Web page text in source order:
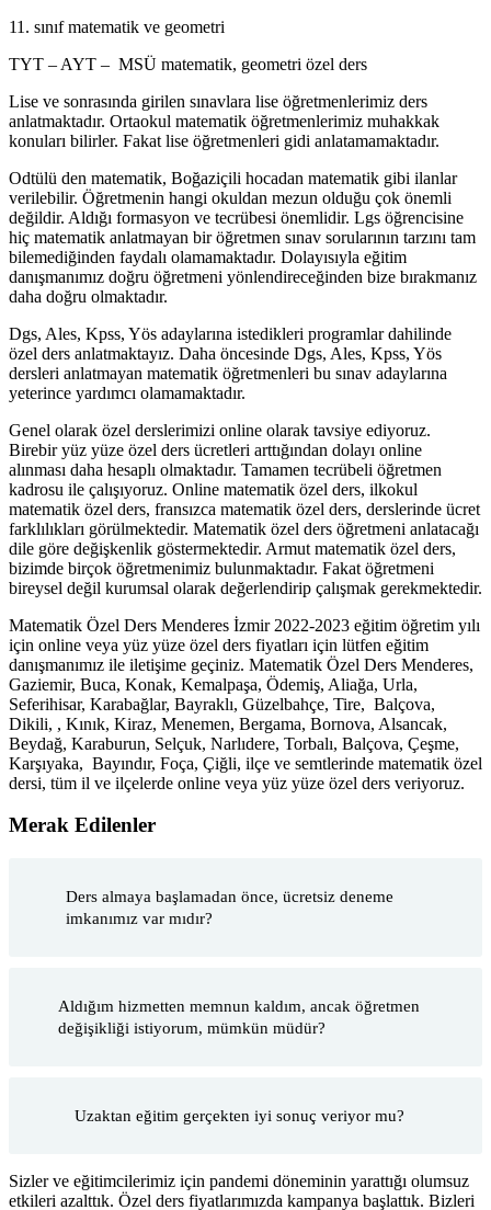
11. sınıf matematik ve geometri
TYT – AYT – MSÜ matematik, geometri özel ders
Lise ve sonrasında girilen sınavlara lise öğretmenlerimiz ders
anlatmaktadır. Ortaokul matematik öğretmenlerimiz muhakkak
konuları bilirler. Fakat lise öğretmenleri gidi anlatamamaktadır.
Odtülü den matematik, Boğaziçili hocadan matematik gibi ilanlar
verilebilir. Öğretmenin hangi okuldan mezun olduğu çok önemli
değildir. Aldığı formasyon ve tecrübesi önemlidir. Lgs öğrencisine
hiç matematik anlatmayan bir öğretmen sınav sorularının tarzını tam
bilemediğinden faydalı olamamaktadır. Dolayısıyla eğitim
danışmanımız doğru öğretmeni yönlendireceğinden bize bırakmanız
daha doğru olmaktadır.
Dgs, Ales, Kpss, Yös adaylarına istedikleri programlar dahilinde
özel ders anlatmaktayız. Daha öncesinde Dgs, Ales, Kpss, Yös
dersleri anlatmayan matematik öğretmenleri bu sınav adaylarına
yeterince yardımcı olamamaktadır.
Genel olarak özel derslerimizi online olarak tavsiye ediyoruz.
Birebir yüz yüze özel ders ücretleri arttığından dolayı online
alınması daha hesaplı olmaktadır. Tamamen tecrübeli öğretmen
kadrosu ile çalışıyoruz. Online matematik özel ders, ilkokul
matematik özel ders, fransızca matematik özel ders, derslerinde ücret
farklılıkları görülmektedir. Matematik özel ders öğretmeni anlatacağı
dile göre değişkenlik göstermektedir. Armut matematik özel ders,
bizimde birçok öğretmenimiz bulunmaktadır. Fakat öğretmeni
bireysel değil kurumsal olarak değerlendirip çalışmak gerekmektedir.
Matematik Özel Ders Menderes İzmir 2022-2023 eğitim öğretim yılı
için online veya yüz yüze özel ders fiyatları için lütfen eğitim
danışmanımız ile iletişime geçiniz. Matematik Özel Ders Menderes,
Gaziemir, Buca, Konak, Kemalpaşa, Ödemiş, Aliağa, Urla,
Seferihisar, Karabağlar, Bayraklı, Güzelbahçe, Tire, Balçova,
Dikili, , Kınık, Kiraz, Menemen, Bergama, Bornova, Alsancak,
Beydağ, Karaburun, Selçuk, Narlıdere, Torbalı, Balçova, Çeşme,
Karşıyaka, Bayındır, Foça, Çiğli, ilçe ve semtlerinde matematik özel
dersi, tüm il ve ilçelerde online veya yüz yüze özel ders veriyoruz.
Merak Edilenler
Ders almaya başlamadan önce, ücretsiz deneme
imkanımız var mıdır?
Aldığım hizmetten memnun kaldım, ancak öğretmen
değişikliği istiyorum, mümkün müdür?
Uzaktan eğitim gerçekten iyi sonuç veriyor mu?
Sizler ve eğitimcilerimiz için pandemi döneminin yarattığı olumsuz
etkileri azalttık. Özel ders fiyatlarımızda kampanya başlattık. Bizleri